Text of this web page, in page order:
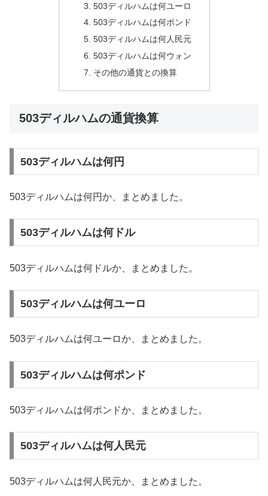
503ディルハムは何ユーロ
503ディルハムは何ポンド
503ディルハムは何人民元
503ディルハムは何ウォン
その他の通貨との換算
503ディルハムの通貨換算
503ディルハムは何円
503ディルハムは何円か、まとめました。
503ディルハムは何ドル
503ディルハムは何ドルか、まとめました。
503ディルハムは何ユーロ
503ディルハムは何ユーロか、まとめました。
503ディルハムは何ポンド
503ディルハムは何ポンドか、まとめました。
503ディルハムは何人民元
503ディルハムは何人民元か、まとめました。